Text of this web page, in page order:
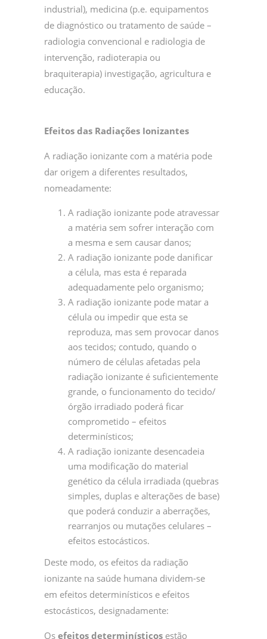
industrial), medicina (p.e. equipamentos
de diagnóstico ou tratamento de saúde –
radiologia convencional e radiologia de
intervenção, radioterapia ou
braquiterapia) investigação, agricultura e
educação.
Efeitos das Radiações Ionizantes
A radiação ionizante com a matéria pode
dar origem a diferentes resultados,
nomeadamente:
A radiação ionizante pode atravessar
a matéria sem sofrer interação com
a mesma e sem causar danos;
A radiação ionizante pode danificar
a célula, mas esta é reparada
adequadamente pelo organismo;
A radiação ionizante pode matar a
célula ou impedir que esta se
reproduza, mas sem provocar danos
aos tecidos; contudo, quando o
número de células afetadas pela
radiação ionizante é suficientemente
grande, o funcionamento do tecido/
órgão irradiado poderá ficar
comprometido – efeitos
determinísticos;
A radiação ionizante desencadeia
uma modificação do material
genético da célula irradiada (quebras
simples, duplas e alterações de base)
que poderá conduzir a aberrações,
rearranjos ou mutações celulares –
efeitos estocásticos.
Deste modo, os efeitos da radiação
ionizante na saúde humana dividem-se
em efeitos determinísticos e efeitos
estocásticos, designadamente:
Os efeitos determinísticos estão